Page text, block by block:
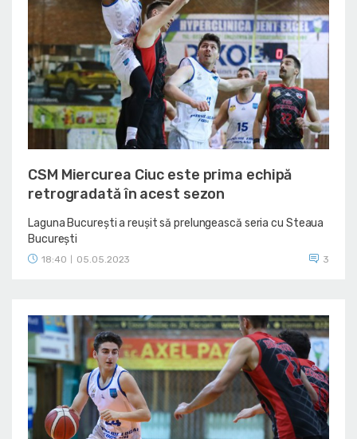
CSM Miercurea Ciuc este prima echipă
retrogradată în acest sezon
Laguna București a reușit să prelungească seria cu Steaua
București
18:40 05.05.2023 3